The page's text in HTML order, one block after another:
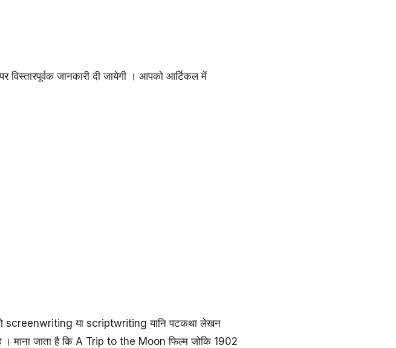
जानकारी दी जायेगी । आपको आर्टिकल में
को screenwriting या scriptwriting यानि पटकथा लेखन
माना जाता है कि A Trip to the Moon फिल्म जोकि 1902